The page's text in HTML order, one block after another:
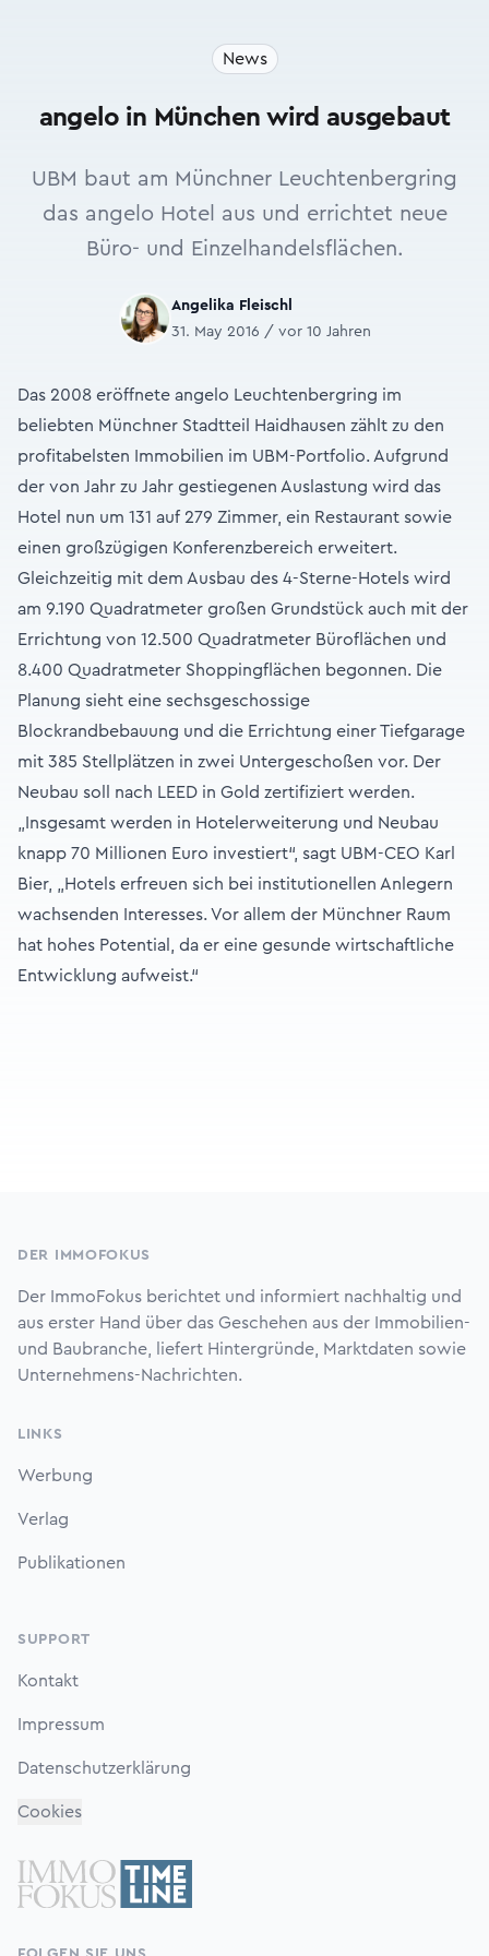
News
angelo in München wird ausgebaut
UBM baut am Münchner Leuchtenbergring
das angelo Hotel aus und errichtet neue
Büro- und Einzelhandelsflächen.
Angelika Fleischl
31. May 2016 / vor 10 Jahren
Das 2008 eröffnete angelo Leuchtenbergring im
beliebten Münchner Stadtteil Haidhausen zählt zu den
profitabelsten Immobilien im UBM-Portfolio. Aufgrund
der von Jahr zu Jahr gestiegenen Auslastung wird das
Hotel nun um 131 auf 279 Zimmer, ein Restaurant sowie
einen großzügigen Konferenzbereich erweitert.
Gleichzeitig mit dem Ausbau des 4-Sterne-Hotels wird
am 9.190 Quadratmeter großen Grundstück auch mit der
Errichtung von 12.500 Quadratmeter Büroflächen und
8.400 Quadratmeter Shoppingflächen begonnen. Die
Planung sieht eine sechsgeschossige
Blockrandbebauung und die Errichtung einer Tiefgarage
mit 385 Stellplätzen in zwei Untergeschoßen vor. Der
Neubau soll nach LEED in Gold zertifiziert werden.
„Insgesamt werden in Hotelerweiterung und Neubau
knapp 70 Millionen Euro investiert“, sagt UBM-CEO Karl
Bier, „Hotels erfreuen sich bei institutionellen Anlegern
wachsenden Interesses. Vor allem der Münchner Raum
hat hohes Potential, da er eine gesunde wirtschaftliche
Entwicklung aufweist.“
DER IMMOFOKUS
Der ImmoFokus berichtet und informiert nachhaltig und
aus erster Hand über das Geschehen aus der Immobilien-
und Baubranche, liefert Hintergründe, Marktdaten sowie
Unternehmens-Nachrichten.
LINKS
Werbung
Verlag
Publikationen
SUPPORT
Kontakt
Impressum
Datenschutzerklärung
Cookies